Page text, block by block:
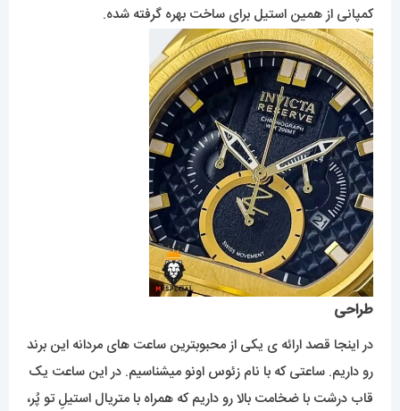
کمپانی از همین استیل برای ساخت بهره گرفته شده.
طراحی
در اینجا قصد ارائه ی یکی از محبوبترین ساعت های مردانه این برند
رو داریم. ساعتی که با نام زئوس اونو میشناسیم. در این ساعت یک
قاب درشت با ضخامت بالا رو داریم که همراه با متریال استیلِ تو پُر،